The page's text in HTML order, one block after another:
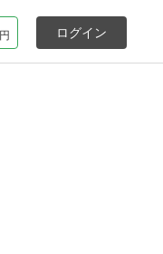
円 ログイン